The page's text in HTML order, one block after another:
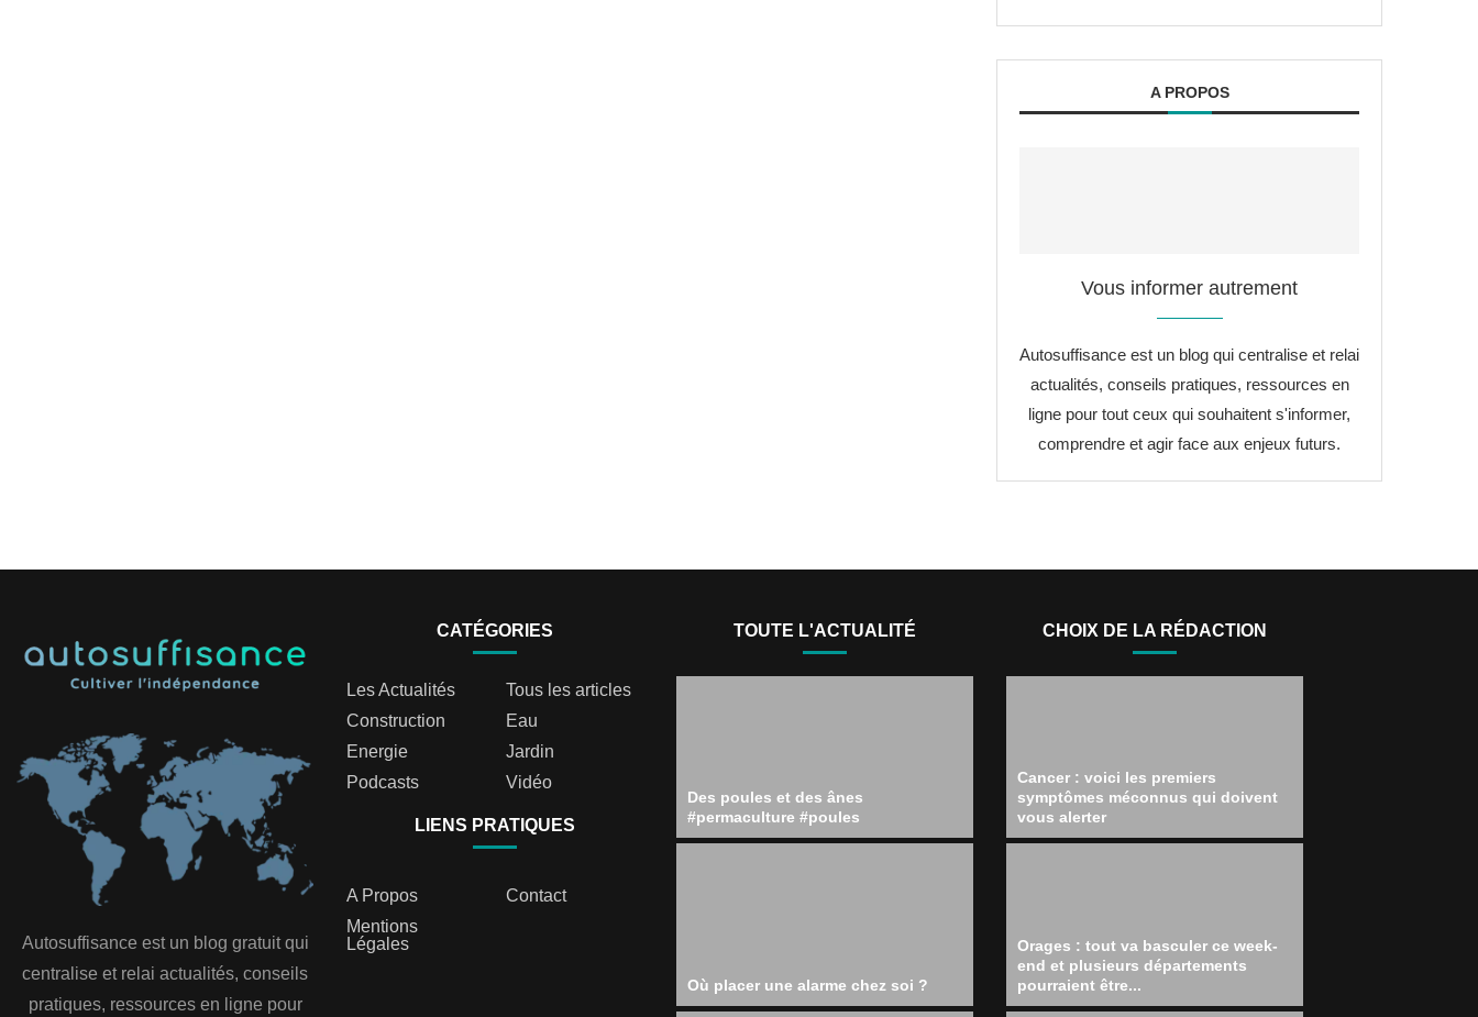
A PROPOS
Vous informer autrement
Autosuffisance est un blog qui centralise et relai
actualités, conseils pratiques, ressources en
ligne pour tout ceux qui souhaitent s'informer,
comprendre et agir face aux enjeux futurs.
Autosuffisance est un blog gratuit qui
centralise et relai actualités, conseils
pratiques, ressources en ligne pour
CATÉGORIES
Les Actualités
Tous les articles
Construction
Eau
Energie
Jardin
Podcasts
Vidéo
LIENS PRATIQUES
A Propos
Contact
Mentions
Légales
TOUTE L'ACTUALITÉ
Des poules et des ânes
#permaculture #poules
Où placer une alarme chez soi ?
CHOIX DE LA RÉDACTION
Cancer : voici les premiers
symptômes méconnus qui doivent
vous alerter
Orages : tout va basculer ce week-
end et plusieurs départements
pourraient être...